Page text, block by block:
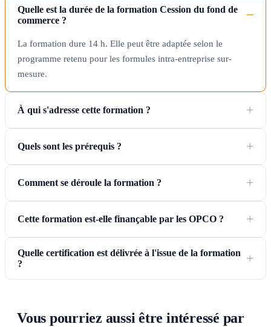
Quelle est la durée de la formation Cession du fond de
commerce ?
La formation dure 14 h. Elle peut être adaptée selon le
programme retenu pour les formules intra-entreprise sur-
mesure.
À qui s'adresse cette formation ?
Quels sont les prérequis ?
Comment se déroule la formation ?
Cette formation est-elle finançable par les OPCO ?
Quelle certification est délivrée à l'issue de la formation
?
Vous pourriez aussi être intéressé par